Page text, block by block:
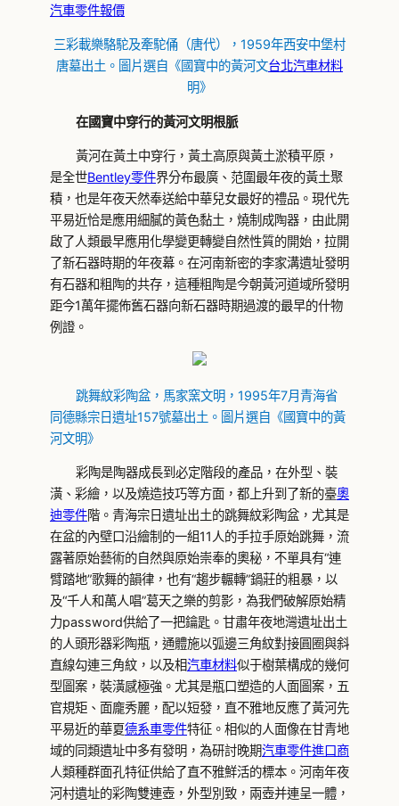
汽車零件報價
三彩載樂駱駝及牽駝俑（唐代），1959年西安中堡村
唐墓出土。圖片選自《國寶中的黃河文台北汽車材料
明》
在國寶中穿行的黃河文明根脈
黃河在黃土中穿行，黃土高原與黃土淤積平原，
是全世Bentley零件界分布最廣、范圍最年夜的黃土聚
積，也是年夜天然奉送給中華兒女最好的禮品。現代先
平易近恰是應用細膩的黃色黏土，燒制成陶器，由此開
啟了人類最早應用化學變更轉變自然性質的開始，拉開
了新石器時期的年夜幕。在河南新密的李家溝遺址發明
有石器和粗陶的共存，這種粗陶是今朝黃河道域所發明
距今1萬年擺佈舊石器向新石器時期過渡的最早的什物
例證。
跳舞紋彩陶盆，馬家窯文明，1995年7月青海省
同德縣宗日遺址157號墓出土。圖片選自《國寶中的黃
河文明》
彩陶是陶器成長到必定階段的產品，在外型、裝
潢、彩繪，以及燒造技巧等方面，都上升到了新的臺奧
迪零件階。青海宗日遺址出土的跳舞紋彩陶盆，尤其是
在盆的內壁口沿繪制的一組11人的手拉手原始跳舞，流
露著原始藝術的自然與原始崇奉的奧秘，不單具有“連
臂踏地”歌舞的韻律，也有“趨步輾轉”鍋莊的粗暴，以
及“千人和萬人唱”葛天之樂的剪影，為我們破解原始精
力password供給了一把鑰匙。甘肅年夜地灣遺址出土
的人頭形器彩陶瓶，通體施以弧邊三角紋對接圓圈與斜
直線勾連三角紋，以及相汽車材料似于樹葉構成的幾何
型圖案，裝潢感極強。尤其是瓶口塑造的人面圖案，五
官規矩、面龐秀麗，配以短發，直不雅地反應了黃河先
平易近的華夏德系車零件特征。相似的人面像在甘青地
域的同類遺址中多有發明，為研討晚期汽車零件進口商
人類種群面孔特征供給了直不雅鮮活的標本。河南年夜
河村遺址的彩陶雙連壺，外型別致，兩壺并連呈一體，